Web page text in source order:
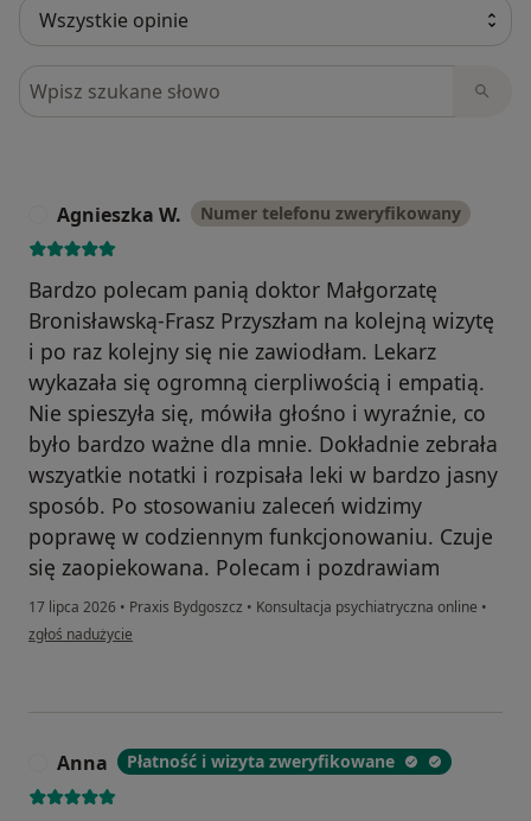
Szukaj w opiniach
Agnieszka W. Numer telefonu zweryfikowany
Bardzo polecam panią doktor Małgorzatę
Bronisławską-Frasz Przyszłam na kolejną wizytę
i po raz kolejny się nie zawiodłam. Lekarz
wykazała się ogromną cierpliwością i empatią.
Nie spieszyła się, mówiła głośno i wyraźnie, co
było bardzo ważne dla mnie. Dokładnie zebrała
wszyatkie notatki i rozpisała leki w bardzo jasny
sposób. Po stosowaniu zaleceń widzimy
poprawę w codziennym funkcjonowaniu. Czuje
się zaopiekowana. Polecam i pozdrawiam
17 lipca 2026 • Praxis Bydgoszcz • Konsultacja psychiatryczna online •
w opinii użytkownika Agnieszka W.
zgłoś nadużycie
Anna Płatność i wizyta zweryfikowane